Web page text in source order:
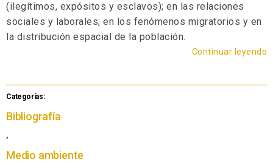
(ilegítimos, expósitos y esclavos); en las relaciones
sociales y laborales; en los fenómenos migratorios y en
la distribución espacial de la población.
Continuar leyendo
Categorías:
Bibliografía
,
Medio ambiente